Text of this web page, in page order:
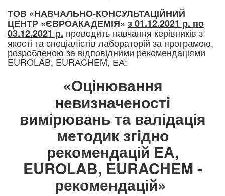
ТОВ «НАВЧАЛЬНО-КОНСУЛЬТАЦІЙНИЙ
ЦЕНТР «ЄВРОАКАДЕМІЯ» з 01.12.2021 р. по
03.12.2021 р. проводить навчання керівників з
якості та спеціалістів лабораторій за програмою,
розробленою за відповідними рекомендаціями
EUROLAB, EURАCHEM, ЕА:
«Оцінювання
невизначеності
вимірювань та валідація
методик згідно
рекомендацій ЕА,
EUROLAB, EURACHEM -
рекомендацій»